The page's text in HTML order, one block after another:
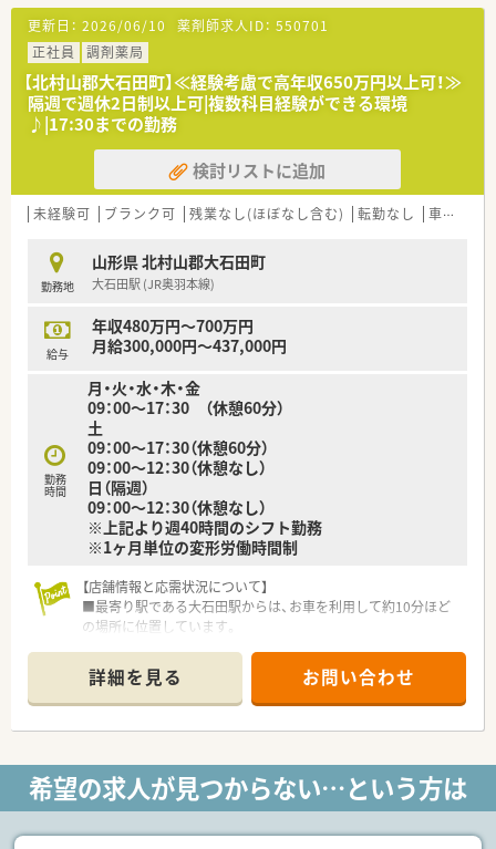
【募集背景と求める人物像について】 ■欠員に伴う緊急募集のた
め、年齢や性別、経験を問わず意欲のある方を幅広く歓迎しま
す。
■患者様との会話を大切にし、地域支援体制加算などの要件を理
解し実践できる方を求めています。
■互いに助け合う精神を持ち、円滑なコミュニケーションでチー
ムワーク良く働ける方が向いています。
【法人特徴について】
■山形県内に11店舗を展開しており、クリニック門前を中心に
安定した経営を続けています。
護相談にも積極的に注力しています。
■温厚で優しいスタッフが多く在籍しており、人間関係が良好で
非常に馴染みやすい環境です。
【求人情報について】
■正社員としての採用で、経験等をしっかりと考慮し年収420万
■水曜日と日曜日が固定の休みとなる完全週休2日制で、プライ
ベートの時間も確保できます。
■年間休日は120日以上確保されており、ワークライフバランス
を重視する方に最適な環境です。
更新日： 2026/06/10 薬剤師求人ID： 550701
正社員
調剤薬局
【北村山郡大石田町】≪経験考慮で高年収650万円以上可！≫
隔週で週休2日制以上可|複数科目経験ができる環境
♪|17:30までの勤務
検討リストに追加
未経験可 ブランク可 残業なし(ほぼなし含む) 転勤なし 車通勤可
勤務地
山形県 北村山郡大石田町
大石田駅 (JR奥羽本線)
給与
年収480万円～700万円
月給300,000円～437,000円
勤務
時間
月・火・水・木・金
09：00～17：30 （休憩60分）
土
09：00～17：30（休憩60分）
09：00～12：30（休憩なし）
日（隔週）
09：00～12：30（休憩なし）
※上記より週40時間のシフト勤務
※1ヶ月単位の変形労働時間制
【店舗情報と応需状況について】
■最寄り駅である大石田駅からは、お車を利用して約10分ほど
の場所に位置しています。
処方箋を応需しています。
■薬剤師2名と医療事務3名が在籍し、1日あたり約50枚の処方箋
に対応しています。
■今回は、さらなる地域医療への貢献と体制強化を目指した欠員
補充のための募集です。
■在宅医療にも積極的に取り組んでいただける、フットワークの
詳細を見る お問い合わせ
希望の求人が見つからない…という方は